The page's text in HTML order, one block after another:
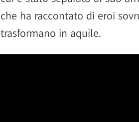
che ha raccontato di eroi
trasformano in aquile.